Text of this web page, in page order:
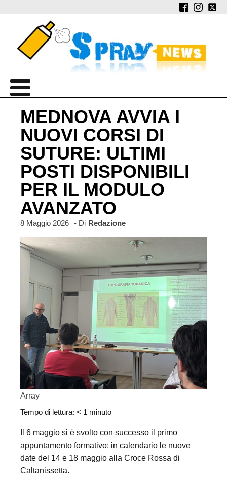
MEDNOVA AVVIA I
NUOVI CORSI DI
SUTURE: ULTIMI
POSTI DISPONIBILI
PER IL MODULO
AVANZATO
8 Maggio 2026 - Di Redazione
Array
Tempo di lettura: < 1 minuto
Il 6 maggio si è svolto con successo il primo
appuntamento formativo; in calendario le nuove
date del 14 e 18 maggio alla Croce Rossa di
Caltanissetta.